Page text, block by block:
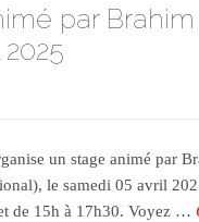
par Brahim
un stage animé par
le samedi 05 avril
de 15h à 17h30. Voyez …